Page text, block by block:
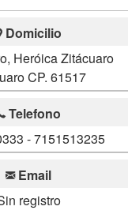
Domicilio
Heróica Zitácuaro
CP. 61517
Telefono
- 7151513235
Email
registro